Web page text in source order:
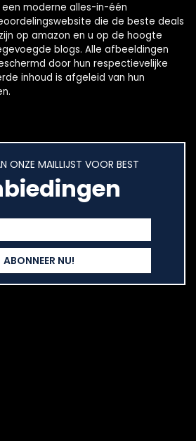
moderne alles-in-één
die de beste deals
op amazon en u op de hoogte
blogs. Alle afbeeldingen
door hun respectievelijke
inhoud is afgeleid van hun
ONZE MAILLIJST VOOR BEST